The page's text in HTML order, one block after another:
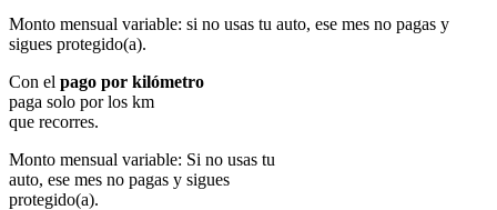
Monto mensual variable: si no usas tu auto, ese mes no pagas y
sigues protegido(a).
Con el pago por kilómetro
paga solo por los km
que recorres.
Monto mensual variable: Si no usas tu
auto, ese mes no pagas y sigues
protegido(a).